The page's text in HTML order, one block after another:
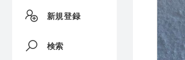
新規登録
検索